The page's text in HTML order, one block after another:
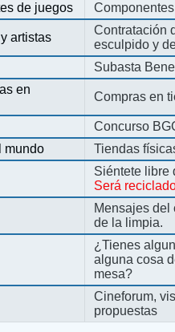
de juegos
artistas
Contratación
esculpido y
Subasta
en
Compras en
Concurso
mundo
Tiendas
Siéntete libre
Será
Mensajes del
de la limpia.
¿Tienes
alguna cosa
mesa?
Cineforum,
propuestas